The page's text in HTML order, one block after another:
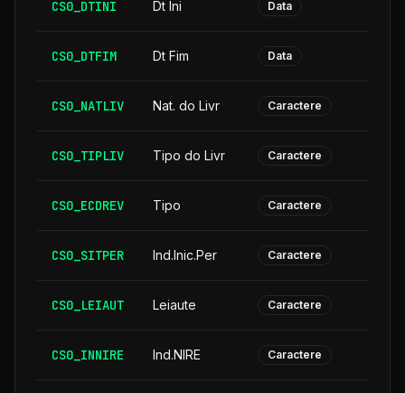
CS0_DTINI Dt Ini Data
CS0_DTFIM Dt Fim Data
CS0_NATLIV Nat. do Livr Caractere
CS0_TIPLIV Tipo do Livr Caractere
CS0_ECDREV Tipo Caractere
CS0_SITPER Ind.Inic.Per Caractere
CS0_LEIAUT Leiaute Caractere
CS0_INNIRE Ind.NIRE Caractere